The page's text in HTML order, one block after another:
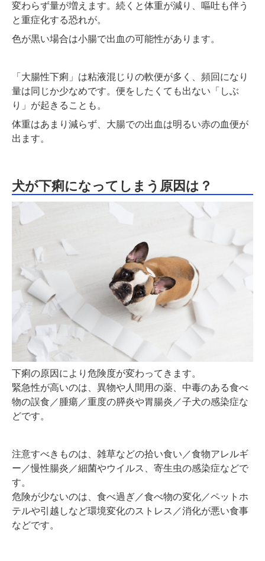
変わらず量が増えます。続くと体重が減り、嘔吐も伴う
と重症化する恐れが。
色が黒い場合は小腸で出血の可能性があります。
「大腸性下痢」は粘液混じりの軟便が多く、頻回になり
量は同じか少なめです。便をしたくても出ない「しぶ
り」が起きることも。
体重はあまり減らず、大腸での出血は明るい赤の血便が
出ます。
犬が下痢になってしまう原因は？
下痢の原因により危険度が変わってきます。
緊急性が高いのは、異物や人間用の薬、中毒のある食べ
物の誤食／腫瘍／重度の膵炎や胃腸炎／子犬の感染症な
どです。
注意すべきものは、雑草などの拾い食い／食物アレルギ
ー／慢性腸炎／細菌やウイルス、寄生虫の感染症などで
す。
危険が少ないのは、食べ過ぎ／食べ物の変化／ペットホ
テルや引越しなど環境変化のストレス／消化が悪い食事
などです。